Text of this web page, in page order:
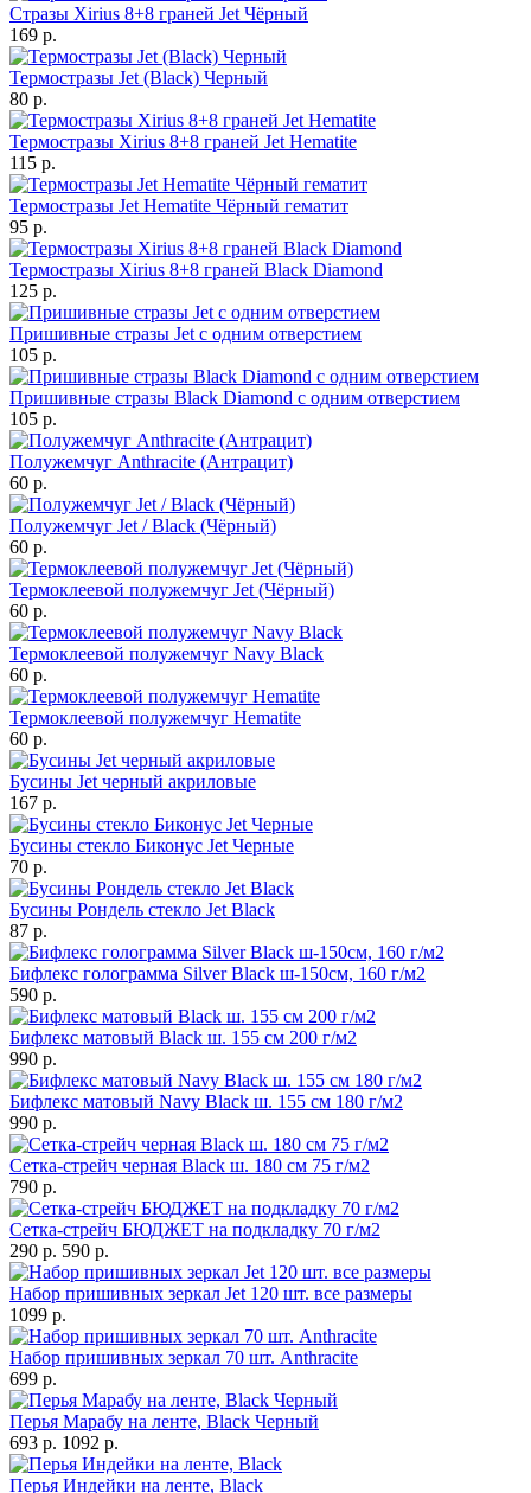
Стразы Xirius 8+8 граней Jet Чёрный
169 р.
Термостразы Jet (Black) Черный
80 р.
Термостразы Xirius 8+8 граней Jet Hematite
115 р.
Термостразы Jet Hematite Чёрный гематит
95 р.
Термостразы Xirius 8+8 граней Black Diamond
125 р.
Пришивные стразы Jet с одним отверстием
105 р.
Пришивные стразы Black Diamond с одним отверстием
105 р.
Полужемчуг Anthracite (Антрацит)
60 р.
Полужемчуг Jet / Black (Чёрный)
60 р.
Термоклеевой полужемчуг Jet (Чёрный)
60 р.
Термоклеевой полужемчуг Navy Black
60 р.
Термоклеевой полужемчуг Hematite
60 р.
Бусины Jet черный акриловые
167 р.
Бусины стекло Биконус Jet Черные
70 р.
Бусины Рондель стекло Jet Black
87 р.
Бифлекс голограмма Silver Black ш-150см, 160 г/м2
590 р.
Бифлекс матовый Black ш. 155 см 200 г/м2
990 р.
Бифлекс матовый Navy Black ш. 155 см 180 г/м2
990 р.
Сетка-стрейч черная Black ш. 180 см 75 г/м2
790 р.
Сетка-стрейч БЮДЖЕТ на подкладку 70 г/м2
290 р. 590 р.
Набор пришивных зеркал Jet 120 шт. все размеры
1099 р.
Набор пришивных зеркал 70 шт. Anthracite
699 р.
Перья Марабу на ленте, Black Черный
693 р. 1092 р.
Перья Индейки на ленте, Black